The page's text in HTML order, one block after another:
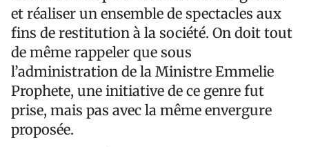
et réaliser un ensemble de spectacles aux
fins de restitution à la société. On doit tout
de même rappeler que sous
l’administration de la Ministre Emmelie
Prophete, une initiative de ce genre fut
prise, mais pas avec la même envergure
proposée.